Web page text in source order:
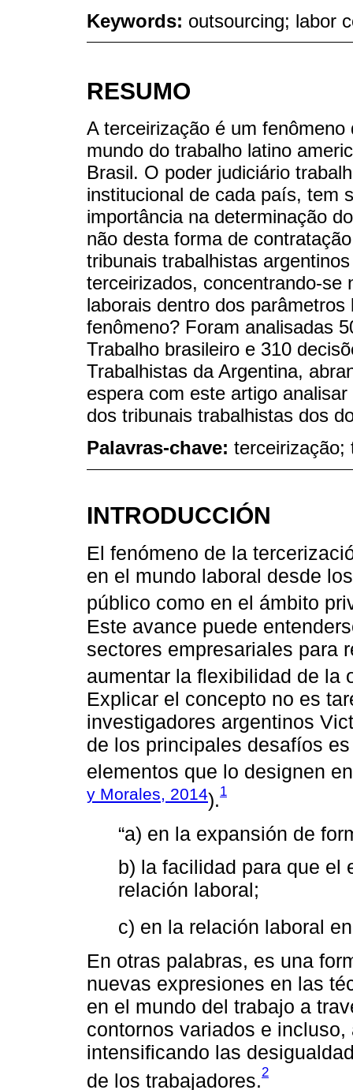
Keywords: outsourcing; labor
RESUMO
A terceirização é um
mundo do trabalho latino
Brasil. O poder judiciário
institucional de cada país, tem
importância na determinação
não desta forma de
tribunais trabalhistas
terceirizados, concentrando-se
laborais dentro dos parâmetros
fenômeno? Foram analisadas
Trabalho brasileiro e 310
Trabalhistas da Argentina,
espera com este artigo
dos tribunais trabalhistas dos
Palavras-chave: terceirização;
INTRODUCCIÓN
El fenómeno de la
en el mundo laboral desde
público como en el ámbito
Este avance puede
sectores empresariales para
aumentar la flexibilidad de la
Explicar el concepto no es
investigadores argentinos
de los principales desafíos
elementos que lo designen
y Morales, 2014).1
“a) en la expansión de
b) la facilidad para que el
relación laboral;
c) en la relación laboral
En otras palabras, es una
nuevas expresiones en las
en el mundo del trabajo a
contornos variados e
intensificando las
de los trabajadores.2